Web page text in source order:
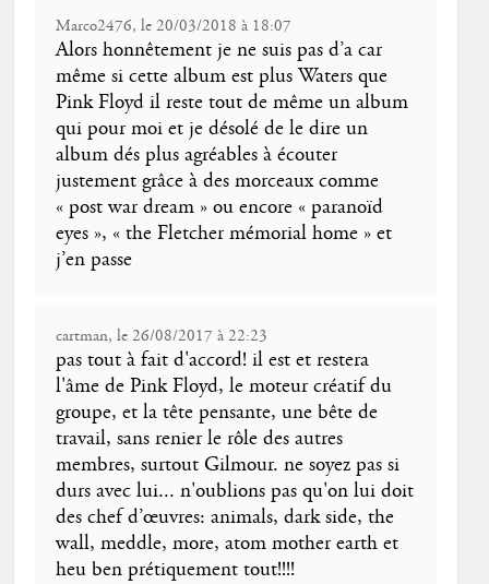
Marco2476, le 20/03/2018 à 18:07
Alors honnêtement je ne suis pas d’a car
même si cette album est plus Waters que
Pink Floyd il reste tout de même un album
qui pour moi et je désolé de le dire un
album dés plus agréables à écouter
justement grâce à des morceaux comme
« post war dream » ou encore « paranoïd
eyes », « the Fletcher mémorial home » et
j’en passe
cartman, le 26/08/2017 à 22:23
pas tout à fait d'accord! il est et restera
l'âme de Pink Floyd, le moteur créatif du
groupe, et la tête pensante, une bête de
travail, sans renier le rôle des autres
membres, surtout Gilmour. ne soyez pas si
durs avec lui... n'oublions pas qu'on lui doit
des chef d’œuvres: animals, dark side, the
wall, meddle, more, atom mother earth et
heu ben prétiquement tout!!!!